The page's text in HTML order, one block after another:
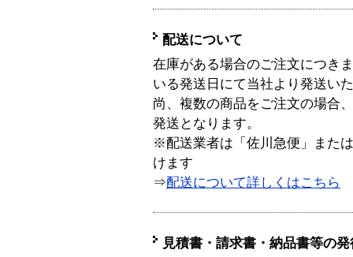
配送について
在庫がある場合のご注文につき
いる発送日にて当社より発送い
尚、複数の商品をご注文の場合
発送となります。
※配送業者は「佐川急便」また
けます
⇒配送について詳しくはこちら
見積書・請求書・納品書等の